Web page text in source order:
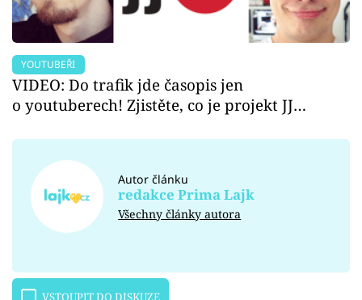
YOUTUBEŘI
VIDEO: Do trafik jde časopis jen
o youtuberech! Zjistěte, co je projekt JJ…
Autor článku
redakce Prima Lajk
Všechny články autora
VSTOUPIT DO DISKUZE